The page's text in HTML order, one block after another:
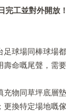
完工並對外開放！
足球場同棒球場
命嘅尾聲，需要
充物同草坪底層
換特定場地嘅傢